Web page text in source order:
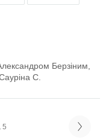
Берзіним,
С.